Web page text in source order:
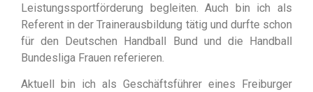
Leistungssportförderung begleiten. Auch bin ich als
Referent in der Trainerausbildung tätig und durfte schon
für den Deutschen Handball Bund und die Handball
Bundesliga Frauen referieren.
Aktuell bin ich als Geschäftsführer eines Freiburger